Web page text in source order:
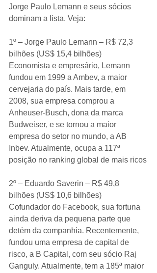
Jorge Paulo Lemann e seus sócios
dominam a lista. Veja:
1º – Jorge Paulo Lemann – R$ 72,3
bilhões (US$ 15,4 bilhões)
Economista e empresário, Lemann
fundou em 1999 a Ambev, a maior
cervejaria do país. Mais tarde, em
2008, sua empresa comprou a
Anheuser-Busch, dona da marca
Budweiser, e se tornou a maior
empresa do setor no mundo, a AB
Inbev. Atualmente, ocupa a 117ª
posição no ranking global de mais ricos
2º – Eduardo Saverin – R$ 49,8
bilhões (US$ 10,6 bilhões)
Cofundador do Facebook, sua fortuna
ainda deriva da pequena parte que
detém da companhia. Recentemente,
fundou uma empresa de capital de
risco, a B Capital, com seu sócio Raj
Ganguly. Atualmente, tem a 185ª maior